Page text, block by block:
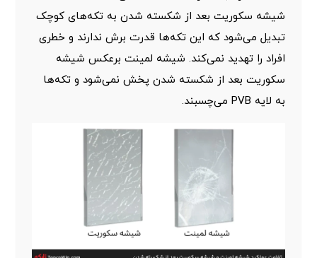
شیشه سکوریت بعد از شکسته شدن به تکه‌های کوچک
تبدیل می‌شود که این تکه‌ها قدرت برش ندارند و خطری
افراد را تهدید نمی‌کند. شیشه لمینت برعکس شیشه
سکوریت بعد از شکسته شدن پخش نمی‌شود و تکه‌ها
به لایه PVB می‌چسبند.